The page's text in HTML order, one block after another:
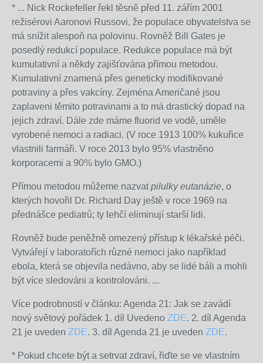
* ... Nick Rockefeller řekl těsně před 11. zářím 2001
režisérovi Aaronovi Russovi, že populace obyvatelstva se
má snížit alespoň na polovinu. Rovněž Bill Gates je
posedlý redukcí populace. Redukce populace má být
kumulativní a někdy zajišťována přímou metodou.
Kumulativní znamená přes geneticky modifikované
potraviny a přes vakcíny. Zejména Američané jsou
zaplaveni těmito potravinami a to má drastický dopad na
jejich zdraví. Dále zde máme fluorid ve vodě, uměle
vyrobené nemoci a radiaci. (V roce 1913 100% kukuřice
vlastnili farmáři. V roce 2013 bylo 95% vlastněno
korporacemi a 90% bylo GMO.)
Přímou metodou můžeme nazvatpilulky eutanázie, o
kterých hovořil Dr. Richard Day ještě v roce 1969 na
přednášce pediatrů; ty lehčí eliminují starší lidi.
Rovněž bude peněžně omezený přístup k lékařské péči.
Vytvářejí v laboratořích různé nemoci jako například
ebola, která se objevila nedávno, aby se lidé báli a mohli
být více sledováni a kontrolováni. ...
Více podrobností v článku: Agenda 21: Jak se zavádí
nový světový pořádek 1. díl Uvedeno ZDE. 2. díl Agenda
21 je uveden ZDE. 3. díl Agenda 21 je uveden ZDE.
* Pokud chcete být a setrvat zdraví, řiďte se ve vlastním